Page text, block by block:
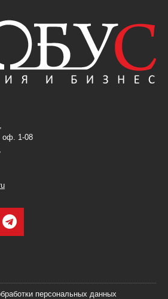
оф. 1-08
персональных данных